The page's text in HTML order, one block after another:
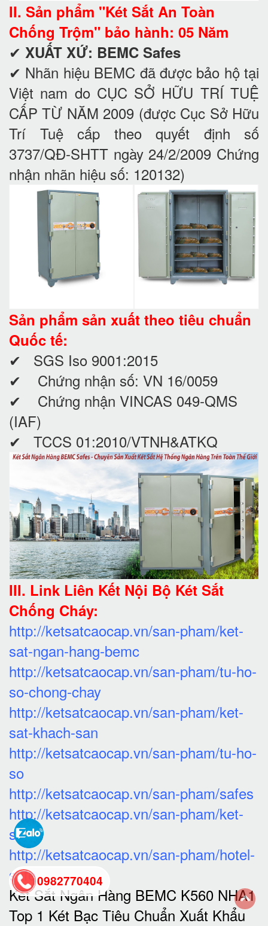
II. Sản phẩm "Két Sắt An Toàn
Chống Trộm" bảo hành: 05 Năm
✔ XUẤT XỨ: BEMC Safes
✔ Nhãn hiệu BEMC đã được bảo hộ tại
Việt nam do CỤC SỞ HỮU TRÍ TUỆ
CẤP TỪ NĂM 2009 (được Cục Sở Hữu
Trí Tuệ cấp theo quyết định số
3737/QĐ-SHTT ngày 24/2/2009 Chứng
nhận nhãn hiệu số: 120132)
Sản phẩm sản xuất theo tiêu chuẩn
Quốc tế:
✔ SGS Iso 9001:2015
✔ Chứng nhận số: VN 16/0059
✔ Chứng nhận VINCAS 049-QMS
(IAF)
✔ TCCS 01:2010/VTNH&ATKQ
III. Link Liên Kết Nội Bộ Két Sắt
Chống Cháy:
http://ketsatcaocap.vn/san-pham/ket-
sat-ngan-hang-bemc
http://ketsatcaocap.vn/san-pham/tu-ho-
so-chong-chay
http://ketsatcaocap.vn/san-pham/ket-
sat-khach-san
http://ketsatcaocap.vn/san-pham/tu-ho-
so
http://ketsatcaocap.vn/san-pham/safes
http://ketsatcaocap.vn/san-pham/ket-
sat
http://ketsatcaocap.vn/san-pham/hotel-
safe
Két Sắt Ngân Hàng BEMC K560 NHA1
Top 1 Két Bạc Tiêu Chuẩn Xuất Khẩu
0982770404
back